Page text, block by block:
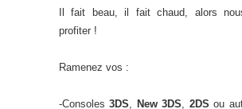
Il fait beau, il fait chaud, alors
profiter !
Ramenez vos :
-Consoles 3DS, New 3DS, 2DS ou